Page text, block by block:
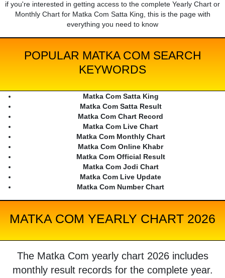
if you're interested in getting access to the complete Yearly Chart or
Monthly Chart for Matka Com Satta King, this is the page with
everything you need to know
POPULAR MATKA COM SEARCH
KEYWORDS
Matka Com Satta King
Matka Com Satta Result
Matka Com Chart Record
Matka Com Live Chart
Matka Com Monthly Chart
Matka Com Online Khabr
Matka Com Official Result
Matka Com Jodi Chart
Matka Com Live Update
Matka Com Number Chart
MATKA COM YEARLY CHART 2026
The Matka Com yearly chart 2026 includes
monthly result records for the complete year.